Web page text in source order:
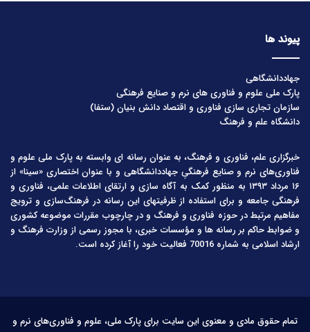
پیوند ها
جهاددانشگاهی
پارک ملی علوم و فناوری های نرم و صنایع فرهنگی
سازمان تجاری سازی فناوری و اقتصاد دانش بنیان (ستفا)
دانشگاه علم و فرهنگ
خبرگزاری علم، فناوری و فرهنگ، به عنوان رسانه ای وابسته به پارک ملی علوم و
فناوری‌های نرم و صنایع فرهنگیِ جهاددانشگاهی و با عنوان اختصاری «سینا» از
۱۶ مرداد ۱۳۹۳ به منظور کمک به آگاه سازی و ارتقای اطلاعات علمی، فناوری و
فرهنگی جامعه و برای استفاده از ظرفیتهای این رسانه در فرهنگ‌سازی و ترویج
مفاهیم مرتبط در حوزه فناوری و فرهنگ و در چارچوب مقررات موضوعه کشوری
و ضوابط حاکم بر رسانه ها و مؤسسات خبری، با مجوز رسمی از وزارت فرهنگ و
ارشاد اسلامی به شماره 70016 فعالیت خود را آغاز کرده است.
تمام حقوق مادی و معنوی این سایت برای پارک ملی، علوم و فناوری‌های نرم و